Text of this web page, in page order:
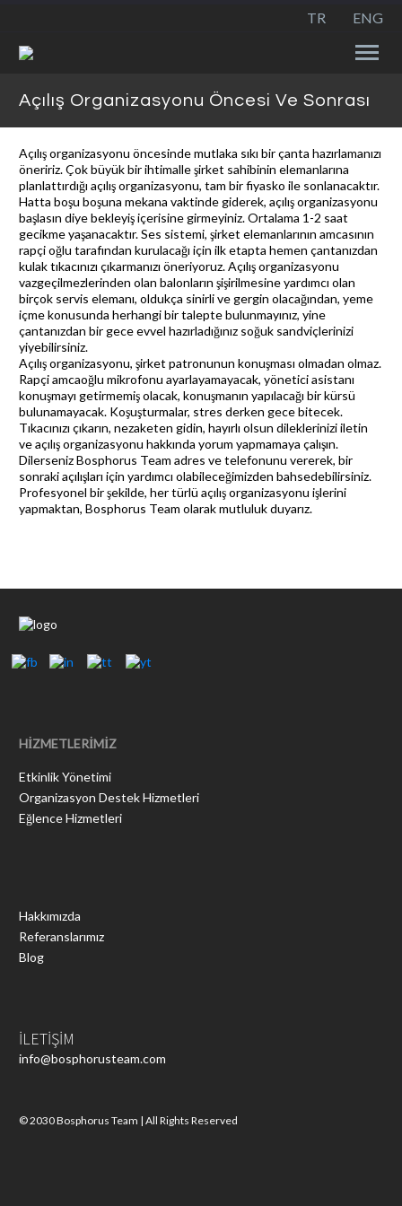
TR ENG
Açılış Organizasyonu Öncesi Ve Sonrası
Açılış organizasyonu öncesinde mutlaka sıkı bir çanta hazırlamanızı
öneririz. Çok büyük bir ihtimalle şirket sahibinin elemanlarına
planlattırdığı açılış organizasyonu, tam bir fiyasko ile sonlanacaktır.
Hatta boşu boşuna mekana vaktinde giderek, açılış organizasyonu
başlasın diye bekleyiş içerisine girmeyiniz. Ortalama 1-2 saat
gecikme yaşanacaktır. Ses sistemi, şirket elemanlarının amcasının
rapçi oğlu tarafından kurulacağı için ilk etapta hemen çantanızdan
kulak tıkacınızı çıkarmanızı öneriyoruz. Açılış organizasyonu
vazgeçilmezlerinden olan balonların şişirilmesine yardımcı olan
birçok servis elemanı, oldukça sinirli ve gergin olacağından, yeme
içme konusunda herhangi bir talepte bulunmayınız, yine
çantanızdan bir gece evvel hazırladığınız soğuk sandviçlerinizi
yiyebilirsiniz.
Açılış organizasyonu, şirket patronunun konuşması olmadan olmaz.
Rapçi amcaoğlu mikrofonu ayarlayamayacak, yönetici asistanı
konuşmayı getirmemiş olacak, konuşmanın yapılacağı bir kürsü
bulunamayacak. Koşuşturmalar, stres derken gece bitecek.
Tıkacınızı çıkarın, nezaketen gidin, hayırlı olsun dileklerinizi iletin
ve açılış organizasyonu hakkında yorum yapmamaya çalışın.
Dilerseniz Bosphorus Team adres ve telefonunu vererek, bir
sonraki açılışları için yardımcı olabileceğimizden bahsedebilirsiniz.
Profesyonel bir şekilde, her türlü açılış organizasyonu işlerini
yapmaktan, Bosphorus Team olarak mutluluk duyarız.
HİZMETLERİMİZ
Etkinlik Yönetimi
Organizasyon Destek Hizmetleri
Eğlence Hizmetleri
Hakkımızda
Referanslarımız
Blog
İLETİŞİM
info@bosphorusteam.com
© 2030 Bosphorus Team | All Rights Reserved